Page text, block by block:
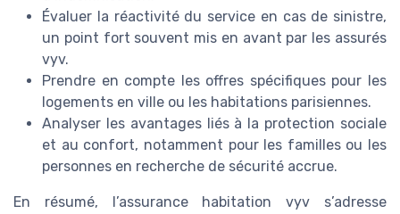
Évaluer la réactivité du service en cas de sinistre,
un point fort souvent mis en avant par les assurés
vyv.
Prendre en compte les offres spécifiques pour les
logements en ville ou les habitations parisiennes.
Analyser les avantages liés à la protection sociale
et au confort, notamment pour les familles ou les
personnes en recherche de sécurité accrue.
En résumé, l’assurance habitation vyv s’adresse